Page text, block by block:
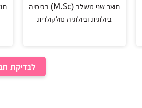
תואר שני משולב (M.Sc) בכימיה
ביולוגית וביולוגיה מולקולרית
לבדיקת